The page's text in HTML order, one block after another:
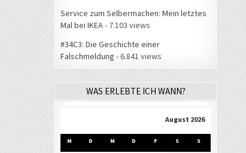
Service zum Selbermachen: Mein letztes
Mal bei IKEA - 7.103 views
#34C3: Die Geschichte einer
Falschmeldung - 6.841 views
WAS ERLEBTE ICH WANN?
August 2026
M D M D F S S